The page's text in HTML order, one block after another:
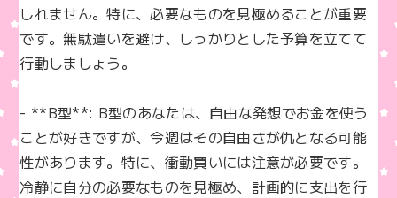
しれません。特に、必要なものを見極めることが重要
です。無駄遣いを避け、しっかりとした予算を立てて
行動しましょう。
- **B型**: B型のあなたは、自由な発想でお金を使う
ことが好きですが、今週はその自由さが仇となる可能
性があります。特に、衝動買いには注意が必要です。
冷静に自分の必要なものを見極め、計画的に支出を行